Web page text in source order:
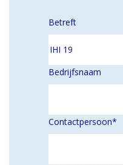
Betreft
Bedrijfsnaam
Contactpersoon*